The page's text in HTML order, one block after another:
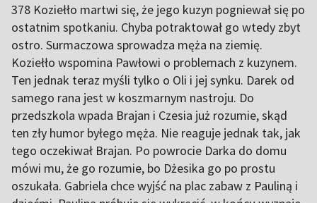
378 Koziełło martwi się, że jego kuzyn pogniewał się po
ostatnim spotkaniu. Chyba potraktował go wtedy zbyt
ostro. Surmaczowa sprowadza męża na ziemię.
Koziełło wspomina Pawłowi o problemach z kuzynem.
Ten jednak teraz myśli tylko o Oli i jej synku. Darek od
samego rana jest w koszmarnym nastroju. Do
przedszkola wpada Brajan i Czesia już rozumie, skąd
ten zły humor byłego męża. Nie reaguje jednak tak, jak
tego oczekiwał Brajan. Po powrocie Darka do domu
mówi mu, że go rozumie, bo Dżesika go po prostu
oszukała. Gabriela chce wyjść na plac zabaw z Pauliną i